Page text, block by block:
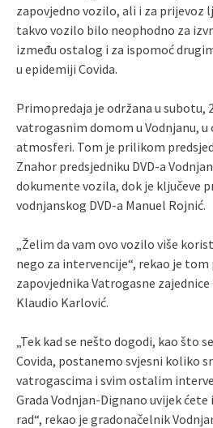
zapovjedno vozilo, ali i za prijevoz
takvo vozilo bilo neophodno za
između ostalog i za ispomoć
u epidemiji Covida.
Primopredaja je održana u subotu,
vatrogasnim domom u Vodnjanu,
atmosferi. Tom je prilikom
Znahor predsjedniku DVD-a
dokumente vozila, dok je ključeve
vodnjanskog DVD-a Manuel Rojnić.
„Želim da vam ovo vozilo više
nego za intervencije“, rekao je
zapovjednika Vatrogasne
Klaudio Karlović.
„Tek kad se nešto dogodi, kao što
Covida, postanemo svjesni koliko
vatrogascima i svim ostalim
Grada Vodnjan-Dignano uvijek
rad“, rekao je gradonačelnik